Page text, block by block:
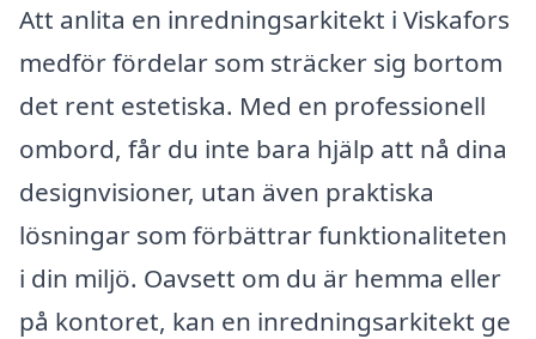
Att anlita en inredningsarkitekt i Viskafors
medför fördelar som sträcker sig bortom
det rent estetiska. Med en professionell
ombord, får du inte bara hjälp att nå dina
designvisioner, utan även praktiska
lösningar som förbättrar funktionaliteten
i din miljö. Oavsett om du är hemma eller
på kontoret, kan en inredningsarkitekt ge